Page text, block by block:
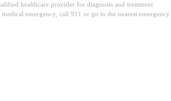
healthcare provider for diagnosis and treatment
emergency, call 911 or go to the nearest emergency